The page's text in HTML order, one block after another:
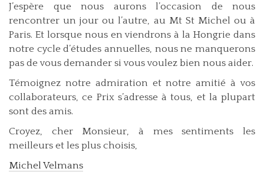
J’espère que nous aurons l’occasion de nous
rencontrer un jour ou l’autre, au Mt St Michel ou à
Paris. Et lorsque nous en viendrons à la Hongrie dans
notre cycle d’études annuelles, nous ne manquerons
pas de vous demander si vous voulez bien nous aider.
Témoignez notre admiration et notre amitié à vos
collaborateurs, ce Prix s’adresse à tous, et la plupart
sont des amis.
Croyez, cher Monsieur, à mes sentiments les
meilleurs et les plus choisis,
Michel Velmans